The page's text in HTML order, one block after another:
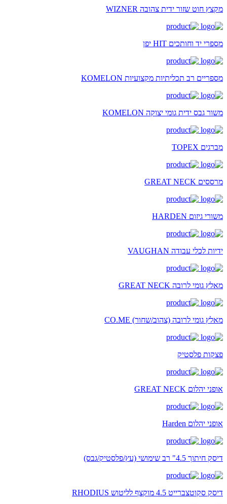
מקצץ חוט שזור ידית צהובה WIZNER
מספרי יד וחותכים HIT יפן
מספריים רב תכליתיות מקצועיות KOMELON
משור גבס ידית גומי יצוקה KOMELON
מברגים TOPEX
מרססים GREAT NECK
משורי גיזום HARDEN
ידיות לכלי עבודה VAUGHAN
מאלץ גומי לרובה GREAT NECK
מאלץ גומי לרובה (צהוב/שחור) CO.ME
פצקות פלסטיק
אופני יהלום GREAT NECK
אופני יהלום Harden
דיסק חיתוך 4.5" רב שימושי (עץ/פלסטיק/גבס)
דיסק סקוטצברייט 4.5 מוקצף לליטוש RHODIUS